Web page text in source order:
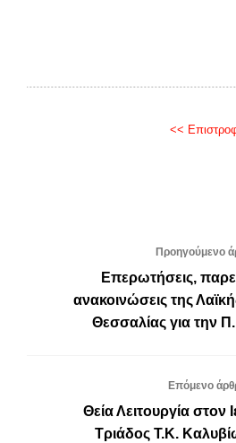
<<
Προηγούμενο
Επερωτήσεις,
ανακοινώσεις της
Θεσσαλίας για την
Επόμενο
Θεία Λειτουργία στον
Τριάδος Τ.Κ.